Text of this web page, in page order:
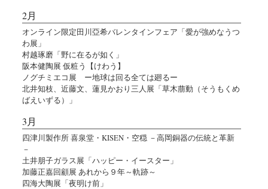
2月
オンライン限定田川亞希バレンタインフェア「愛が強めなうつ
わ展」
村越琢磨「野に在るが如く」
阪本健陶展 仮粧う【けわう】
ノグチミエコ展 ー地球は回る全ては廻るー
北井知枝、近藤文、蓮見かおり三人展「草木萠動（そうもくめ
ばえいずる）」
3月
四津川製作所 喜泉堂・KISEN・空穏 －高岡銅器の伝統と革新
－
土井朋子ガラス展「ハッピー・イースター」
加藤正嘉回顧展 あれから９年～軌跡～
四海大陶展「夜明け前」